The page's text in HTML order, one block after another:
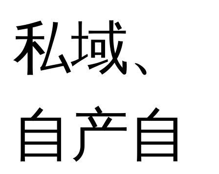
私域、
自产自